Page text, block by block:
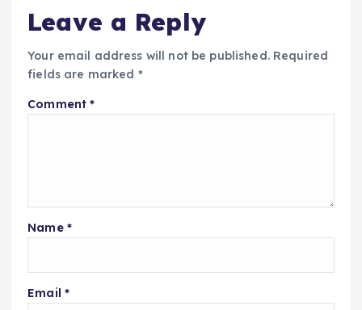
Leave a Reply
Your email address will not be published. Required
fields are marked *
Comment*
Name *
Email *